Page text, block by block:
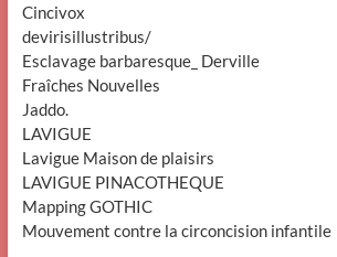
Cincivox
devirisillustribus/
Esclavage barbaresque_ Derville
Fraîches Nouvelles
Jaddo.
LAVIGUE
Lavigue Maison de plaisirs
LAVIGUE PINACOTHEQUE
Mapping GOTHIC
Mouvement contre la circoncision infantile